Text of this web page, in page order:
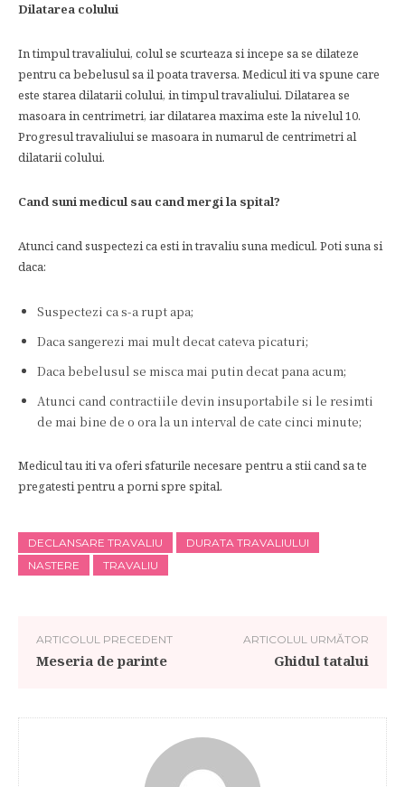
Dilatarea colului
In timpul travaliului, colul se scurteaza si incepe sa se dilateze
pentru ca bebelusul sa il poata traversa. Medicul iti va spune care
este starea dilatarii colului, in timpul travaliului. Dilatarea se
masoara in centrimetri, iar dilatarea maxima este la nivelul 10.
Progresul travaliului se masoara in numarul de centrimetri al
dilatarii colului.
Cand suni medicul sau cand mergi la spital?
Atunci cand suspectezi ca esti in travaliu suna medicul. Poti suna si
daca:
Suspectezi ca s-a rupt apa;
Daca sangerezi mai mult decat cateva picaturi;
Daca bebelusul se misca mai putin decat pana acum;
Atunci cand contractiile devin insuportabile si le resimti
de mai bine de o ora la un interval de cate cinci minute;
Medicul tau iti va oferi sfaturile necesare pentru a stii cand sa te
pregatesti pentru a porni spre spital.
DECLANSARE TRAVALIU
DURATA TRAVALIULUI
NASTERE
TRAVALIU
ARTICOLUL PRECEDENT
Meseria de parinte
ARTICOLUL URMĂTOR
Ghidul tatalui